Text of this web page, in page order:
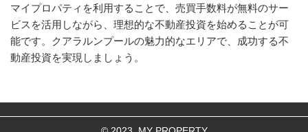
マイプロパティを利用することで、売買手数料が無料のサー
ビスを活用しながら、理想的な不動産投資を始めることが可
能です。クアラルンプールの魅力的なエリアで、成功する不
動産投資を実現しましょう。